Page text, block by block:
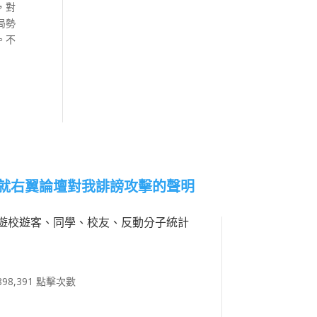
對
勢
不
右翼論壇對我誹謗攻擊的聲明
校遊客、同學、校友、反動分子統計
點擊次數